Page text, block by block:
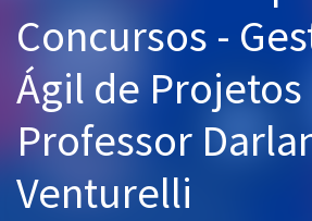
Pós
Graduação
OAB
Mentorias
Concursos -
Ágil de Projetos
Professor
Venturelli